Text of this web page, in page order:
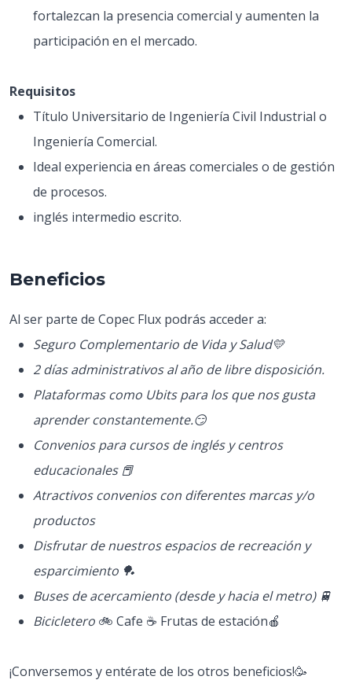
fortalezcan la presencia comercial y aumenten la
participación en el mercado.
Requisitos
Título Universitario de Ingeniería Civil Industrial o
Ingeniería Comercial.
Ideal experiencia en áreas comerciales o de gestión
de procesos.
inglés intermedio escrito.
Beneficios
Al ser parte de Copec Flux podrás acceder a:
Seguro Complementario de Vida y Salud💛
2 días administrativos al año de libre disposición.
Plataformas como Ubits para los que nos gusta
aprender constantemente.😏
Convenios para cursos de inglés y centros
educacionales 📕
Atractivos convenios con diferentes marcas y/o
productos
Disfrutar de nuestros espacios de recreación y
esparcimiento 🏓
Buses de acercamiento (desde y hacia el metro) 🚆
Bicicletero 🚲 Cafe ☕ Frutas de estación🍎
¡Conversemos y entérate de los otros beneficios!🥳